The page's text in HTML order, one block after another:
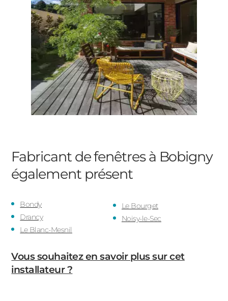
Fabricant de fenêtres à Bobigny
également présent
Bondy
Drancy
Le Blanc-Mesnil
Le Bourget
Noisy-le-Sec
Vous souhaitez en savoir plus sur cet
installateur ?